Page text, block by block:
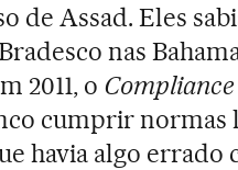
de Assad. Eles
nas
2011, o
cumprir normas
havia algo errado